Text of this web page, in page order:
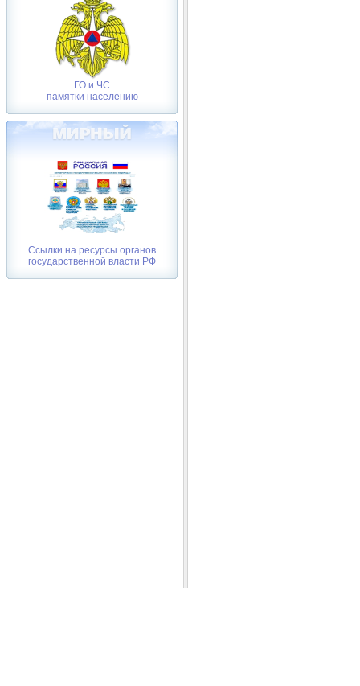
ГО и ЧС
памятки населению
Ссылки на ресурсы органов
государственной власти РФ